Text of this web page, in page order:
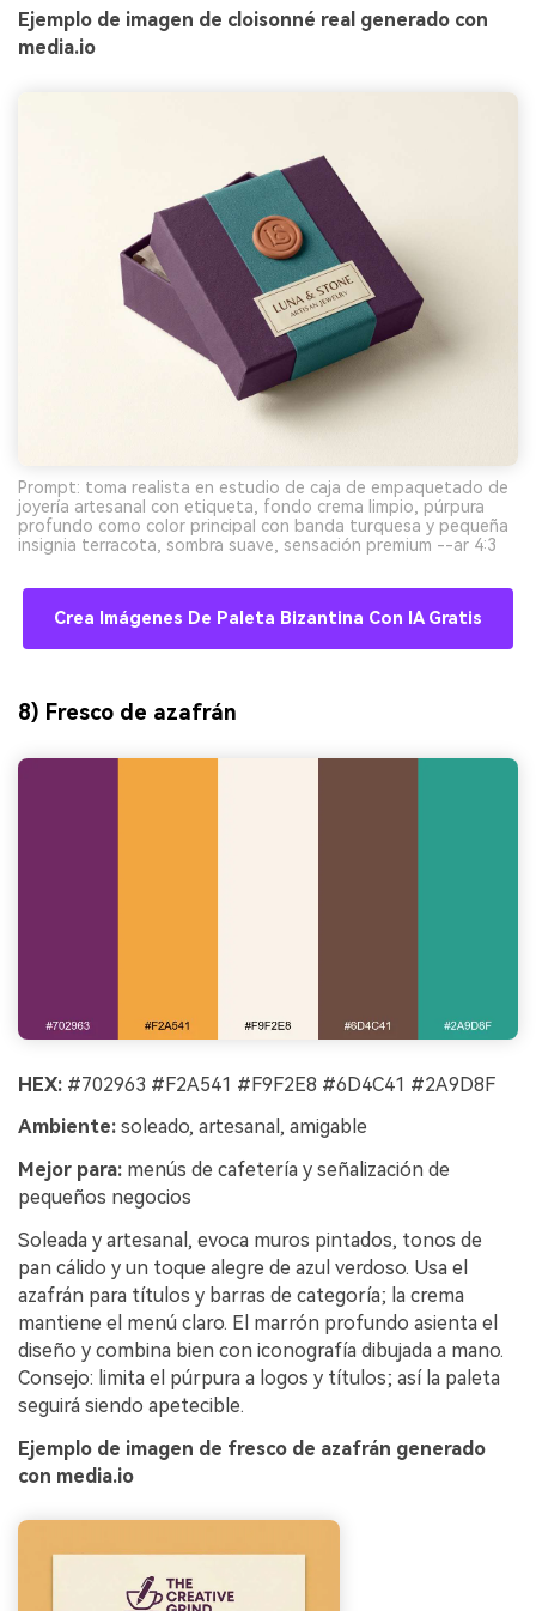
Ejemplo de imagen de cloisonné real generado con
media.io
Prompt: toma realista en estudio de caja de empaquetado de
joyería artesanal con etiqueta, fondo crema limpio, púrpura
profundo como color principal con banda turquesa y pequeña
insignia terracota, sombra suave, sensación premium --ar 4:3
Crea Imágenes De Paleta Bizantina Con IA Gratis
8) Fresco de azafrán
HEX: #702963 #F2A541 #F9F2E8 #6D4C41 #2A9D8F
Ambiente: soleado, artesanal, amigable
Mejor para: menús de cafetería y señalización de
pequeños negocios
Soleada y artesanal, evoca muros pintados, tonos de
pan cálido y un toque alegre de azul verdoso. Usa el
azafrán para títulos y barras de categoría; la crema
mantiene el menú claro. El marrón profundo asienta el
diseño y combina bien con iconografía dibujada a mano.
Consejo: limita el púrpura a logos y títulos; así la paleta
seguirá siendo apetecible.
Ejemplo de imagen de fresco de azafrán generado
con media.io